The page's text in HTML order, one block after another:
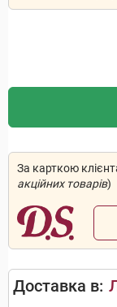
За карткою
акційних товарів)
Доставка в: